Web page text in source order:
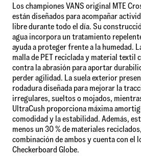
Los championes VANS original MTE
están diseñados para acompañar
libre durante todo el día. Su
agua incorpora un tratamiento
ayuda a proteger frente a la humedad.
malla de PET reciclada y material textil
contra la abrasión para aportar
perder agilidad. La suela exterior
rodadura diseñada para mejorar la
irregulares, sueltos o mojados,
UltraCush proporciona máxima
comodidad y la estabilidad. Además,
menos un 30 % de materiales
combinación de ambos y cuenta con el
Checkerboard Globe.